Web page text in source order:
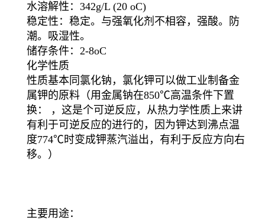
水溶解性：342g/L (20 oC)
稳定性：稳定。与强氧化剂不相容，强酸。防
潮。吸湿性。
储存条件：2-8oC
化学性质
性质基本同氯化钠，氯化钾可以做工业制备金
属钾的原料（用金属钠在850℃高温条件下置
换： ，这是个可逆反应，从热力学性质上来讲
有利于可逆反应的进行的，因为钾达到沸点温
度774℃时变成钾蒸汽溢出，有利于反应方向右
移。）
主要用途：